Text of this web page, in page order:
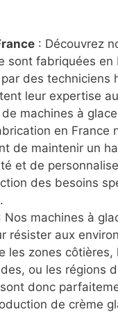
: Découvrez
sont fabriquées en
des techniciens
leur expertise
machines à
en France
de maintenir un
et de
des besoins
Nos machines à
résister aux
les zones côtières,
ou les régions
donc
de crème